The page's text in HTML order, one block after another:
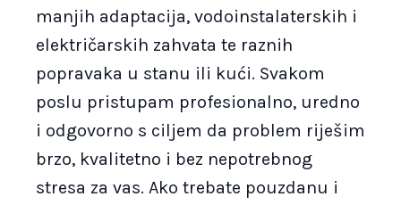
manjih adaptacija, vodoinstalaterskih i
električarskih zahvata te raznih
popravaka u stanu ili kući. Svakom
poslu pristupam profesionalno, uredno
i odgovorno s ciljem da problem riješim
brzo, kvalitetno i bez nepotrebnog
stresa za vas. Ako trebate pouzdanu i